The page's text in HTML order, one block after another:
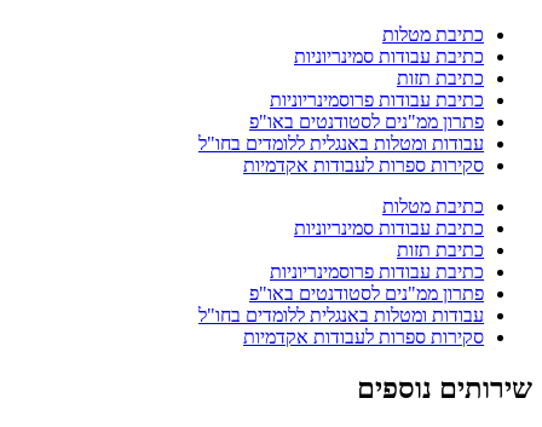
כתיבת מטלות
כתיבת עבודות סמינריוניות
כתיבת תזות
כתיבת עבודות פרוסמינריוניות
פתרון ממ"נים לסטודנטים באו"פ
עבודות ומטלות באנגלית ללומדים בחו"ל
סקירות ספרות לעבודות אקדמיות
כתיבת מטלות
כתיבת עבודות סמינריוניות
כתיבת תזות
כתיבת עבודות פרוסמינריוניות
פתרון ממ"נים לסטודנטים באו"פ
עבודות ומטלות באנגלית ללומדים בחו"ל
סקירות ספרות לעבודות אקדמיות
שירותים נוספים